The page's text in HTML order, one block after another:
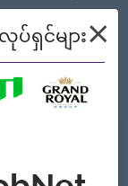
accounting field.
advance excel
ရှင်များ×